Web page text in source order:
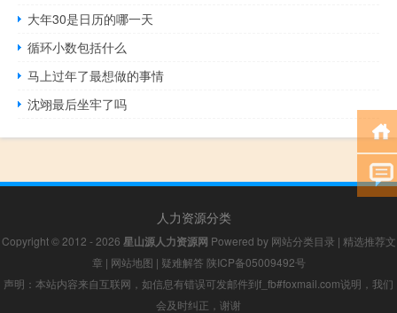
大年30是日历的哪一天
循环小数包括什么
马上过年了最想做的事情
沈翊最后坐牢了吗
人力资源分类
Copyright © 2012 - 2026 星山源人力资源网 Powered by 网站分类目录 | 精选推荐文
章 | 网站地图 | 疑难解答 陕ICP备05009492号
声明：本站内容来自互联网，如信息有错误可发邮件到f_fb#foxmail.com说明，我们
会及时纠正，谢谢